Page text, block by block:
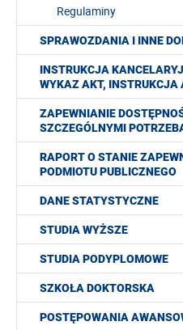
Regulaminy
SPRAWOZDANIA I INNE
INSTRUKCJA
WYKAZ AKT, INSTRUKCJA
ZAPEWNIANIE
SZCZEGÓLNYMI
RAPORT O STANIE
PODMIOTU PUBLICZNEGO
DANE STATYSTYCZNE
STUDIA WYŻSZE
STUDIA PODYPLOMOWE
SZKOŁA DOKTORSKA
POSTĘPOWANIA